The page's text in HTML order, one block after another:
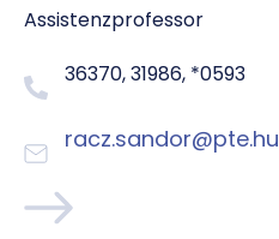
Assistenzprofessor
36370, 31986, *0593
racz.sandor@pte.hu